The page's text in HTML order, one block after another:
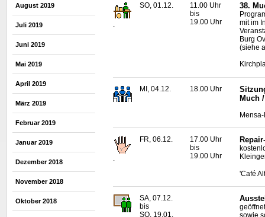
August 2019
Juli 2019
Juni 2019
Mai 2019
April 2019
März 2019
Februar 2019
Januar 2019
Dezember 2018
November 2018
Oktober 2018
SO, 01.12.
11.00 Uhr
bis
19.00 Uhr
38.
mit im
Burg
(siehe
MI, 04.12. 18.00 Uhr
Much
.
FR, 06.12.
17.00 Uhr
bis
19.00 Uhr
'Café
SA, 07.12.
bis
SO, 19.01.
sowie